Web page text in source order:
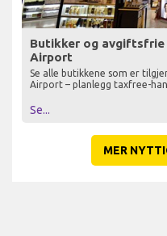
Butikker og
Airport
Se alle butikkene som er
Airport – planlegg taxfree-
Se...
MER